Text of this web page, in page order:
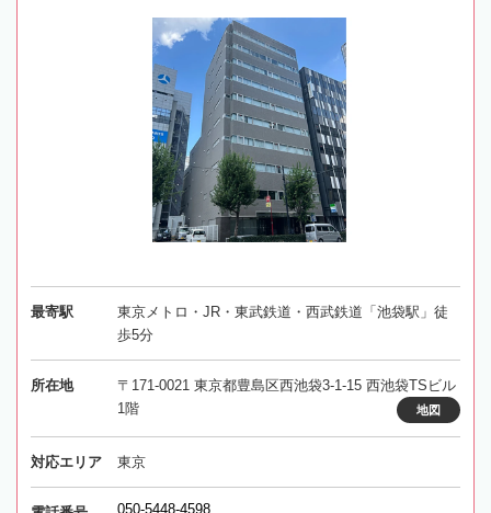
最寄駅
東京メトロ・JR・東武鉄道・西武鉄道「池袋駅」徒
歩5分
所在地
〒171-0021 東京都豊島区西池袋3-1-15 西池袋TSビル
1階
地図
対応エリア 東京
050-5448-4598